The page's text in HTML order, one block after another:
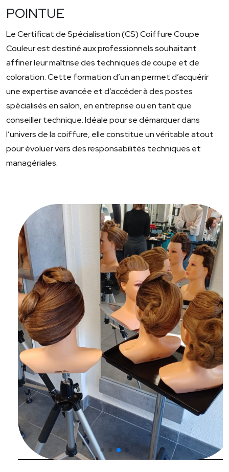
POINTUE
Le Certificat de Spécialisation (CS) Coiffure Coupe
Couleur est destiné aux professionnels souhaitant
affiner leur maîtrise des techniques de coupe et de
coloration. Cette formation d’un an permet d’acquérir
une expertise avancée et d’accéder à des postes
spécialisés en salon, en entreprise ou en tant que
conseiller technique. Idéale pour se démarquer dans
l’univers de la coiffure, elle constitue un véritable atout
pour évoluer vers des responsabilités techniques et
managériales.